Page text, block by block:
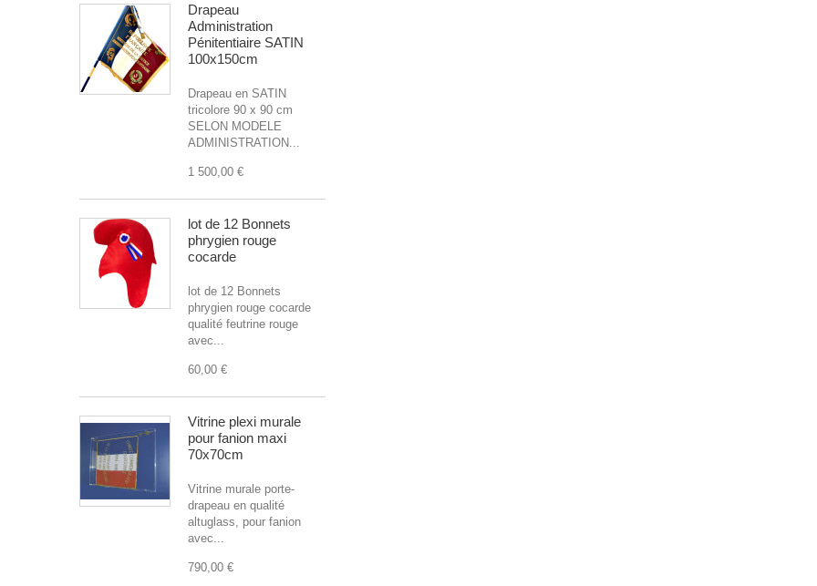
Drapeau
Administration
Pénitentiaire SATIN
100x150cm
Drapeau en SATIN
tricolore 90 x 90 cm
SELON MODELE
ADMINISTRATION...
1 500,00 €
lot de 12 Bonnets
phrygien rouge
cocarde
lot de 12 Bonnets
phrygien rouge cocarde
qualité feutrine rouge
avec...
60,00 €
Vitrine plexi murale
pour fanion maxi
70x70cm
Vitrine murale porte-
drapeau en qualité
altuglass, pour fanion
avec...
790,00 €